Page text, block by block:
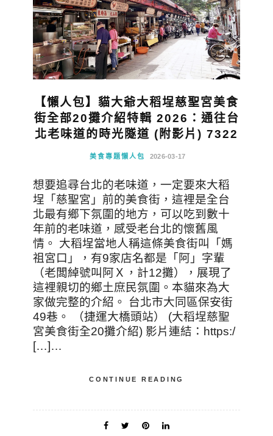
【懶人包】貓大爺大稻埕慈聖宮美食
街全部20攤介紹特輯 2026：通往台
北老味道的時光隧道 (附影片) 7322
美食專題懶人包 2026-03-17
想要追尋台北的老味道，一定要來大稻
埕「慈聖宮」前的美食街，這裡是全台
北最有鄉下氛圍的地方，可以吃到數十
年前的老味道，感受老台北的懷舊風
情。 大稻埕當地人稱這條美食街叫「媽
祖宮口」，有9家店名都是「阿」字輩
（老闆綽號叫阿Ｘ，計12攤），展現了
這裡親切的鄉土庶民氛圍。本貓來為大
家做完整的介紹。 台北市大同區保安街
49巷。 （捷運大橋頭站） (大稻埕慈聖
宮美食街全20攤介紹) 影片連結：https:/
[…]…
CONTINUE READING